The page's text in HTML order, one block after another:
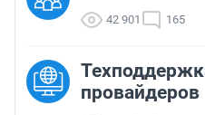
42 901 165
провайдеров